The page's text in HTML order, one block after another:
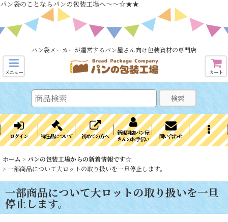
パン袋のことならパンの包装工場へ～～☆★★
パン袋メーカーが運営するパン屋さん向け包装資材の専門店
メニュー カート
検索
ログイン 特注品について 初めての方へ
新規開店パン屋
さんのお手伝い
問い合わせ
ホーム > パンの包装工場からの新着情報です☆
> 一部商品について大ロットの取り扱いを一旦停止します。
一部商品について大ロットの取り扱いを一旦
停止します。